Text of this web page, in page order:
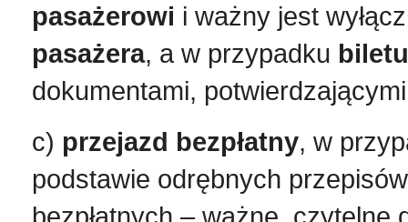
pasażerowi i ważny jest
pasażera, a w przypadku biletu
dokumentami,
c) przejazd bezpłatny, w
podstawie odrębnych